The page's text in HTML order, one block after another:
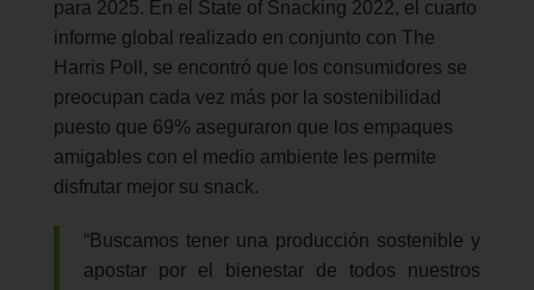
para 2025. En el State of Snacking 2022, el cuarto
informe global realizado en conjunto con The
Harris Poll, se encontró que los consumidores se
preocupan cada vez más por la sostenibilidad
puesto que 69% aseguraron que los empaques
amigables con el medio ambiente les permite
disfrutar mejor su snack.
“Buscamos tener una producción sostenible y
apostar por el bienestar de todos nuestros